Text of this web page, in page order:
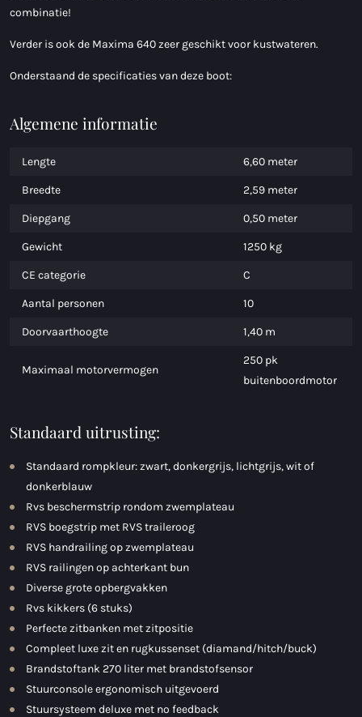
combinatie!
Verder is ook de Maxima 640 zeer geschikt voor kustwateren.
Onderstaand de specificaties van deze boot:
Algemene informatie
Lengte 6,60 meter
Breedte 2,59 meter
Diepgang 0,50 meter
Gewicht 1250 kg
CE categorie C
Aantal personen 10
Doorvaarthoogte 1,40 m
Maximaal motorvermogen
250 pk
buitenboordmotor
Standaard uitrusting:
Standaard rompkleur: zwart, donkergrijs, lichtgrijs, wit of
donkerblauw
Rvs beschermstrip rondom zwemplateau
RVS boegstrip met RVS traileroog
RVS handrailing op zwemplateau
RVS railingen op achterkant bun
Diverse grote opbergvakken
Rvs kikkers (6 stuks)
Perfecte zitbanken met zitpositie
Compleet luxe zit en rugkussenset (diamand/hitch/buck)
Brandstoftank 270 liter met brandstofsensor
Stuurconsole ergonomisch uitgevoerd
Stuursysteem deluxe met no feedback